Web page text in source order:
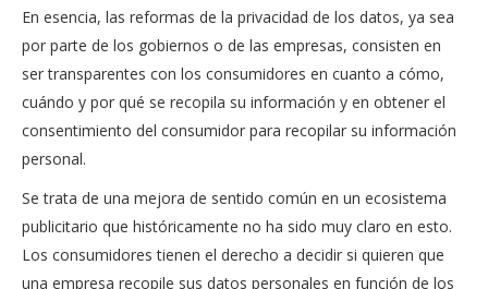
En esencia, las reformas de la privacidad de los datos, ya sea
por parte de los gobiernos o de las empresas, consisten en
ser transparentes con los consumidores en cuanto a cómo,
cuándo y por qué se recopila su información y en obtener el
consentimiento del consumidor para recopilar su información
personal.
Se trata de una mejora de sentido común en un ecosistema
publicitario que históricamente no ha sido muy claro en esto.
Los consumidores tienen el derecho a decidir si quieren que
una empresa recopile sus datos personales en función de los